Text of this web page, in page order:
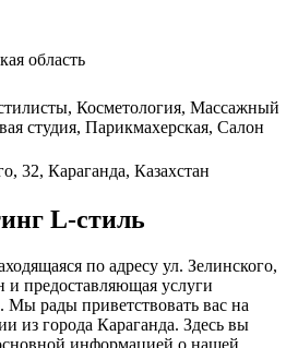
область
Косметология, Массажный
студия, Парикмахерская, Салон
32, Караганда, Казахстан
L-стиль
по адресу ул. Зелинского,
и предоставляющая услуги
Мы рады приветствовать вас на
из города Караганда. Здесь вы